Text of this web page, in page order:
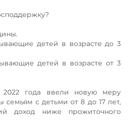
детей в возрасте до 3
детей в возрасте от 3
года ввели новую меру
семьям с детьми от 8 до 17 лет,
доход ниже прожиточного